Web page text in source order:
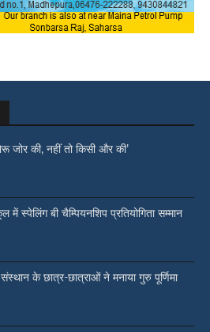
जोर की, नहीं तो किसी और की’
में स्पेलिंग बी चैम्पियनशिप प्रतियोगिता सम्मान
के छात्र-छात्राओं ने मनाया गुरु पूर्णिमा